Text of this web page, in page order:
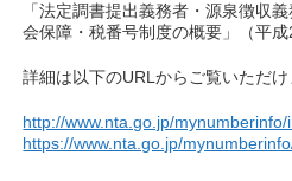
「法定調書提出義務者・源泉徴収
会保障・税番号制度の概要」（平成
詳細は以下のURLからご覧いただけ
http://www.nta.go.jp/mynumberinfo/
https://www.nta.go.jp/